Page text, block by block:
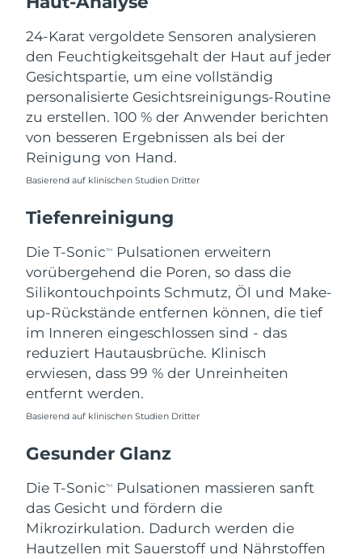
24-Karat vergoldete Sensoren analysieren
den Feuchtigkeitsgehalt der Haut auf jeder
Gesichtspartie, um eine vollständig
personalisierte Gesichtsreinigungs-Routine
zu erstellen. 100 % der Anwender berichten
von besseren Ergebnissen als bei der
Reinigung von Hand.
Basierend auf klinischen Studien Dritter
Tiefenreinigung
Die T-SonicTM
Pulsationen erweitern
vorübergehend die Poren, so dass die
Silikontouchpoints Schmutz, Öl und Make-
up-Rückstände entfernen können, die tief
im Inneren eingeschlossen sind - das
reduziert Hautausbrüche. Klinisch
erwiesen, dass 99 % der Unreinheiten
entfernt werden.
Basierend auf klinischen Studien Dritter
Gesunder Glanz
Die T-SonicTM
Pulsationen massieren sanft
das Gesicht und fördern die
Mikrozirkulation. Dadurch werden die
Hautzellen mit Sauerstoff und Nährstoffen
Norwegen
Oman Erwartete Lieferung
Philippinen Erwartete Lieferung
Polen Erwartete Lieferung8/13/26
Portugal
Réunion Erwartete Lieferung
Rumänien Erwartete Lieferung 8/12/26
Russland Erwartete Lieferung
Saudi-Arabien
Slowakei
Slowenien Erwartete Lieferung
Südafrika